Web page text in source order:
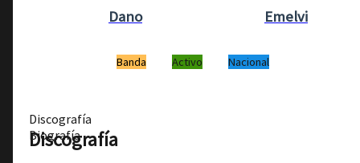
Dano Emelvi
Banda Activo Nacional
Discografía
Biografía
Discografía